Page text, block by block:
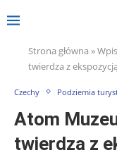
Strona główna »
twierdza z
Czechy Podziemia
Atom
twierdza z